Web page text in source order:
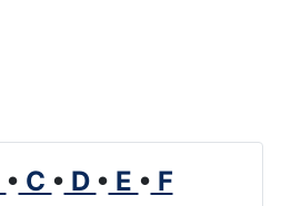
• C • D • E • F